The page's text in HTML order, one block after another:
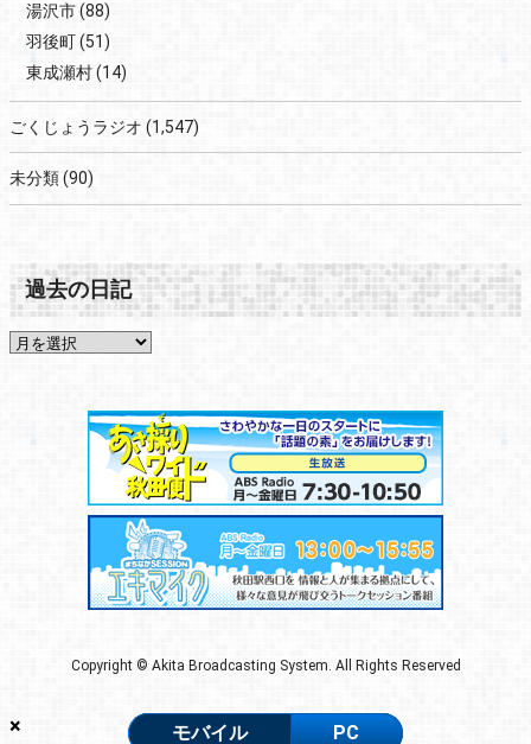
×
湯沢市(88)
羽後町(51)
東成瀬村(14)
ごくじょうラジオ (1,547)
未分類(90)
過去の日記
Copyright © Akita Broadcasting System. All Rights Reserved
モバイル PC